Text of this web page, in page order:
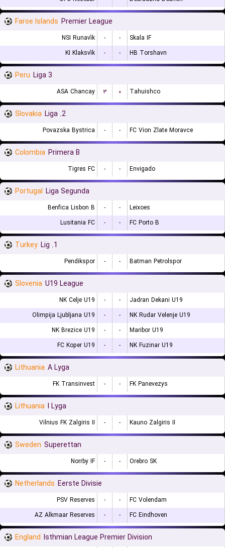
Faroe Islands Premier League
NSI Runavík - -
Skala IF
KI Klaksvík
- - HB Torshavn
Peru Liga 3
ASA Chancay ۳ ۰ Tahuishco
Slovakia 2. Liga
Povazska Bystrica - - FC Vion Zlate Moravce
Colombia Primera B
Tigres FC - - Envigado
Portugal Liga Segunda
Benfica Lisbon B - -
Leixoes
Lusitania FC
- - FC Porto B
Turkey 1. Lig
Pendikspor - - Batman Petrolspor
Slovenia U19 League
NK Celje U19 - -
Jadran Dekani U19
Olimpija Ljubljana U19
- -
NK Rudar Velenje U19
NK Brezice U19
- -
Maribor U19
FC Koper U19
- - NK Fuzinar U19
Lithuania A Lyga
FK Transinvest - - FK Panevezys
Lithuania I Lyga
Vilnius FK Zalgiris II - - Kauno Zalgiris II
Sweden Superettan
Norrby IF - - Orebro SK
Netherlands Eerste Divisie
PSV Reserves - -
FC Volendam
AZ Alkmaar Reserves
- - FC Eindhoven
England Isthmian League Premier Division